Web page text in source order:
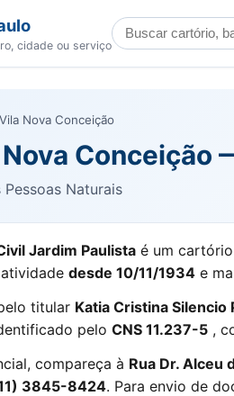
cidade ou serviço
Buscar cartório
Vila Nova Conceição
Conceição
Naturais
Jardim Paulista é um
desde 10/11/1934 e
titular Katia Cristina Silencio
pelo CNS 11.237-5 ,
compareça à Rua Dr. Alceu
3845-8424. Para envio de